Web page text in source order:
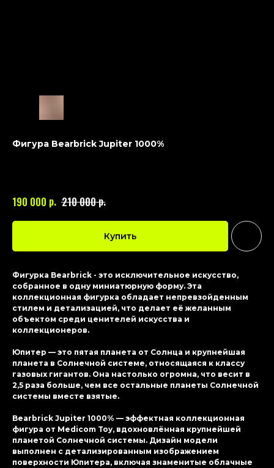
Фигура Bearbrick Jupiter 1000%
190 000 р. 210 000р.
Купить
Фигурка Bearbrick - это исключительное искусство,
собранное в одну миниатюрную форму. Эта
коллекционная фигурка обладает непревзойденным
стилем и детализацией, что делает её желанным
объектом среди ценителей искусства и
коллекционеров.
Юпитер — это пятая планета от Солнца и крупнейшая
планета в Солнечной системе, относящаяся к классу
газовых гигантов. Она настолько огромна, что весит в
2,5 раза больше, чем все остальные планеты Солнечной
системы вместе взятые.
Bearbrick Jupiter 1000% — эффектная коллекционная
фигура от Medicom Toy, вдохновлённая крупнейшей
планетой Солнечной системы. Дизайн модели
выполнен с детализированным изображением
поверхности Юпитера, включая знаменитые облачные